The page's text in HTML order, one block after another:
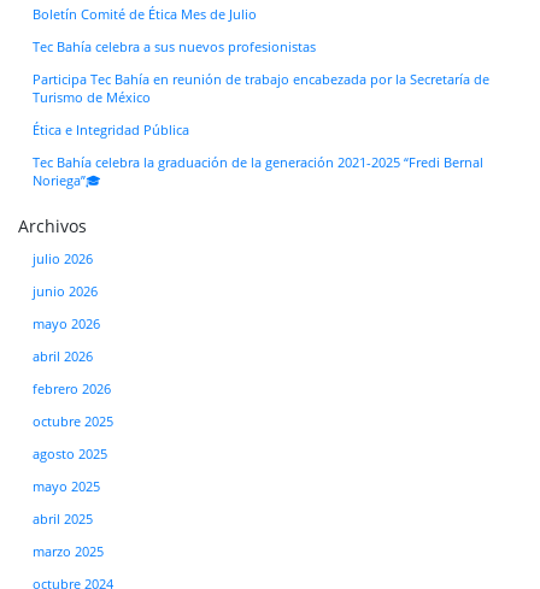
Boletín Comité de Ética Mes de Julio
Tec Bahía celebra a sus nuevos profesionistas
Participa Tec Bahía en reunión de trabajo encabezada por la Secretaría de
Turismo de México
Ética e Integridad Pública
Tec Bahía celebra la graduación de la generación 2021-2025 “Fredi Bernal
Noriega”🎓
Archivos
julio 2026
junio 2026
mayo 2026
abril 2026
febrero 2026
octubre 2025
agosto 2025
mayo 2025
abril 2025
marzo 2025
octubre 2024